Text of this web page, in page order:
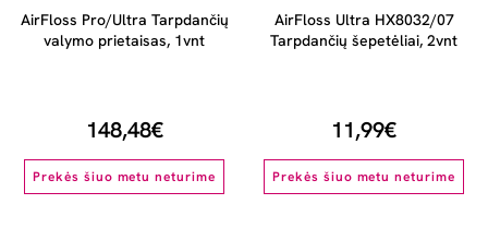
AirFloss Pro/Ultra Tarpdančių
valymo prietaisas, 1vnt
148,48€
Prekės šiuo metu neturime
AirFloss Ultra HX8032/07
Tarpdančių šepetėliai, 2vnt
11,99€
Prekės šiuo metu neturime